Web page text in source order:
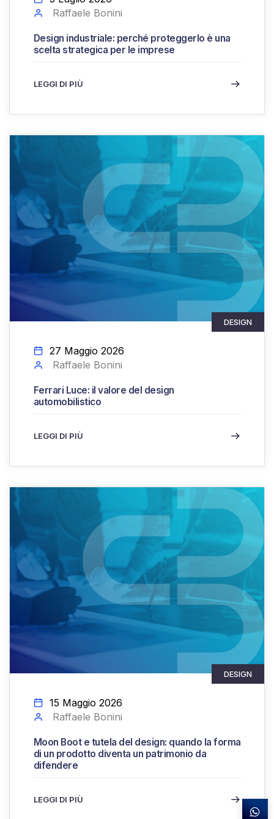
Raffaele Bonini
Design industriale: perché proteggerlo è una
scelta strategica per le imprese
LEGGI DI PIÙ
27 Maggio 2026
Raffaele Bonini
DESIGN
Ferrari Luce: il valore del design
automobilistico
LEGGI DI PIÙ
15 Maggio 2026
Raffaele Bonini
DESIGN
Moon Boot e tutela del design: quando la forma
di un prodotto diventa un patrimonio da
difendere
LEGGI DI PIÙ